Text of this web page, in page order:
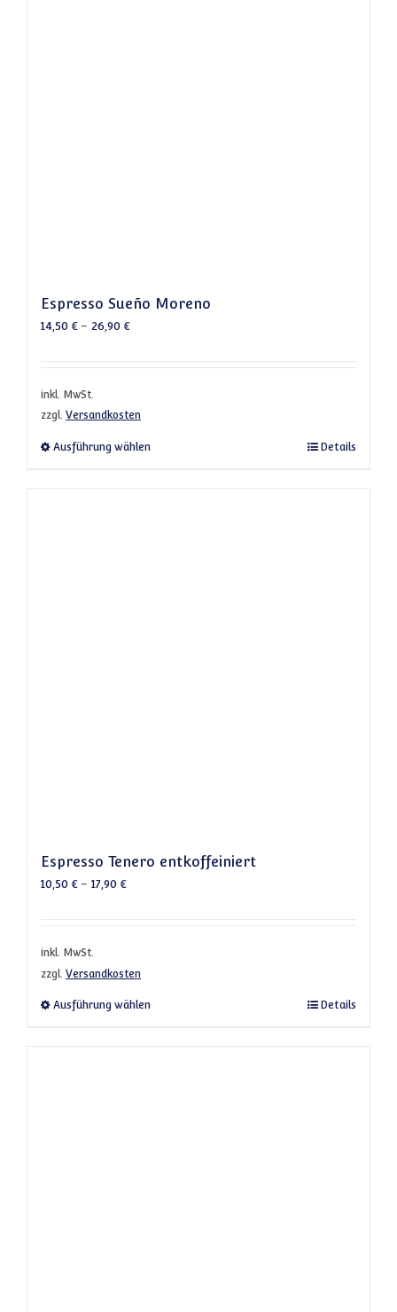
Espresso Sueño Moreno
14,50 €– 26,90 €
inkl. MwSt.
zzgl. Versandkosten
Ausführung wählen Dieses Produkt weist mehrere Varianten
Details
Espresso Tenero entkoffeiniert
10,50 €– 17,90 €
inkl. MwSt.
zzgl. Versandkosten
Ausführung wählen Dieses Produkt weist mehrere Varianten
Details